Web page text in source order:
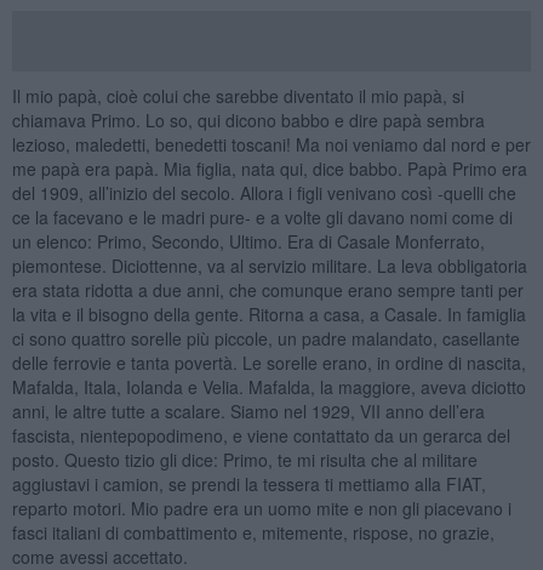
Il mio papà, cioè colui che sarebbe diventato il mio papà, si
chiamava Primo. Lo so, qui dicono babbo e dire papà sembra
lezioso, maledetti, benedetti toscani! Ma noi veniamo dal nord e per
me papà era papà. Mia figlia, nata qui, dice babbo. Papà Primo era
del 1909, all’inizio del secolo. Allora i figli venivano così -quelli che
ce la facevano e le madri pure- e a volte gli davano nomi come di
un elenco: Primo, Secondo, Ultimo. Era di Casale Monferrato,
piemontese. Diciottenne, va al servizio militare. La leva obbligatoria
era stata ridotta a due anni, che comunque erano sempre tanti per
la vita e il bisogno della gente. Ritorna a casa, a Casale. In famiglia
ci sono quattro sorelle più piccole, un padre malandato, casellante
delle ferrovie e tanta povertà. Le sorelle erano, in ordine di nascita,
Mafalda, Itala, Iolanda e Velia. Mafalda, la maggiore, aveva diciotto
anni, le altre tutte a scalare. Siamo nel 1929, VII anno dell’era
fascista, nientepopodimeno, e viene contattato da un gerarca del
posto. Questo tizio gli dice: Primo, te mi risulta che al militare
aggiustavi i camion, se prendi la tessera ti mettiamo alla FIAT,
reparto motori. Mio padre era un uomo mite e non gli piacevano i
fasci italiani di combattimento e, mitemente, rispose, no grazie,
come avessi accettato.